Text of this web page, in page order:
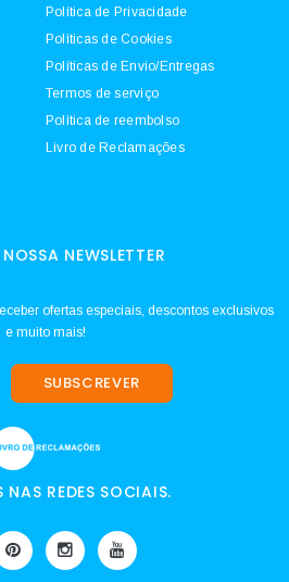
Política de Privacidade
Políticas de Cookies
Políticas de Envio/Entregas
Termos de serviço
Política de reembolso
Livro de Reclamações
NEWSLETTER
ofertas especiais, descontos exclusivos
e muito mais!
SUBSCREVER
REDES SOCIAIS.